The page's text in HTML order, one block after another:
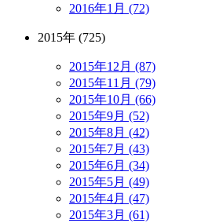
2016年1月 (72)
2015年 (725)
2015年12月 (87)
2015年11月 (79)
2015年10月 (66)
2015年9月 (52)
2015年8月 (42)
2015年7月 (43)
2015年6月 (34)
2015年5月 (49)
2015年4月 (47)
2015年3月 (61)